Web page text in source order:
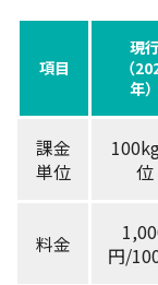
項目
現行
（
年）
課金
単位
位
料金
円/